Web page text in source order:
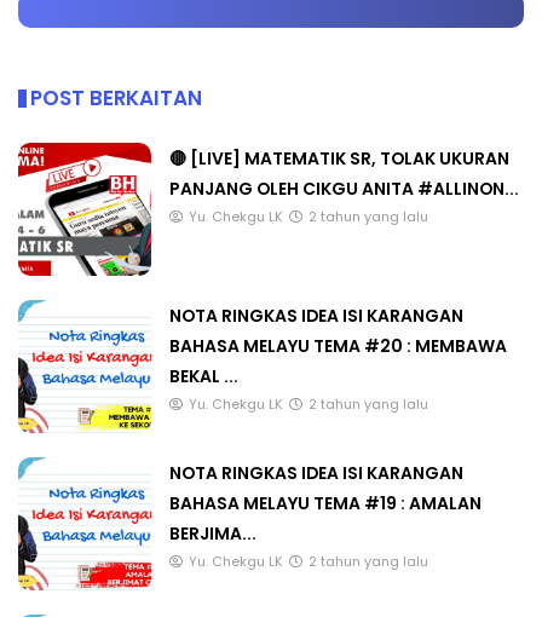
POST BERKAITAN
🔴 [LIVE] MATEMATIK SR, TOLAK UKURAN
PANJANG OLEH CIKGU ANITA #ALLINON...
Yu. Chekgu LK 2 tahun yang lalu
NOTA RINGKAS IDEA ISI KARANGAN
BAHASA MELAYU TEMA #20 : MEMBAWA
BEKAL ...
Yu. Chekgu LK 2 tahun yang lalu
NOTA RINGKAS IDEA ISI KARANGAN
BAHASA MELAYU TEMA #19 : AMALAN
BERJIMA...
Yu. Chekgu LK 2 tahun yang lalu